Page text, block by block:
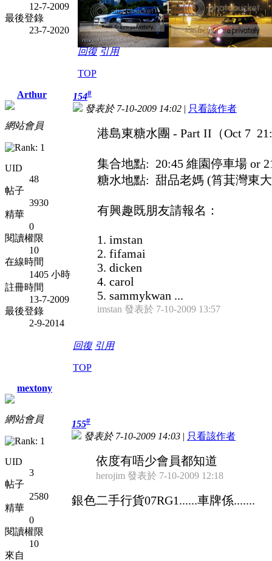
12-7-2009
最後登錄
23-7-2020
回復 引用
TOP
Arthur
網站會員
UID
48
帖子
3930
精華
0
閱讀權限
10
在線時間
1405 小時
註冊時間
13-7-2009
最後登錄
2-9-2014
154#
發表於 7-10-2009 14:02 | 只看該作者
港島東糖水團 - Part II（Oct 7
集合地點: 20:45 維園停車場 or
糖水地點: 甜品老媽 (筲萁灣東
有興趣既朋友請報名：
1. imstan
2. fifamai
3. dicken
4. carol
5. sammykwan ...
imstan 發表於 7-10-2009 13:57
回復 引用
TOP
mextony
網站會員
UID
3
帖子
2580
精華
0
閱讀權限
10
來自
155#
發表於 7-10-2009 14:03 | 只看該作者
依度有唔少會員都知道
herojim 發表於 7-10-2009 12:18
銀色二手行貨07RG1......車牌係.......